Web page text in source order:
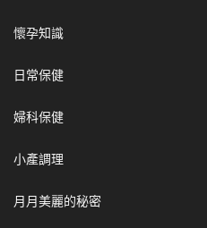
懷孕知識
日常保健
婦科保健
小產調理
月月美麗的秘密